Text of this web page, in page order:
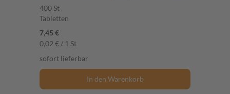
Biochemie 400 St Tabletten
400 St
Tabletten
7,45 €
0,02 € / 1 St
sofort lieferbar
In den Warenkorb